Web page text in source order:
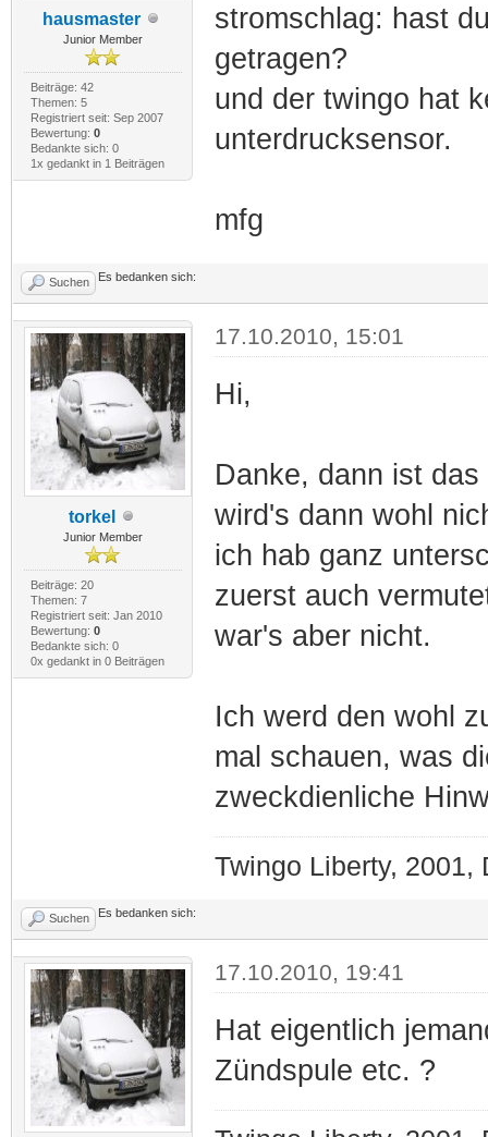
hausmaster
Junior Member
Beiträge: 42
Themen: 5
Registriert seit: Sep 2007
Bewertung: 0
Bedankte sich: 0
1x gedankt in 1 Beiträgen
stromschlag: hast
getragen?
und der twingo hat
unterdrucksensor.
mfg
Suchen Es bedanken sich:
torkel
Junior Member
Beiträge: 20
Themen: 7
Registriert seit: Jan 2010
Bewertung: 0
Bedankte sich: 0
0x gedankt in 0 Beiträgen
17.10.2010, 15:01
Hi,
Danke, dann ist
wird's dann wohl
ich hab ganz
zuerst auch
war's aber nicht.
Ich werd den wohl
mal schauen, was
zweckdienliche
Twingo Liberty, 2001,
Suchen Es bedanken sich:
17.10.2010, 19:41
Hat eigentlich
Zündspule etc. ?